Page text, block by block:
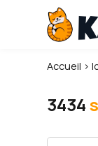
Accueil ›
3434